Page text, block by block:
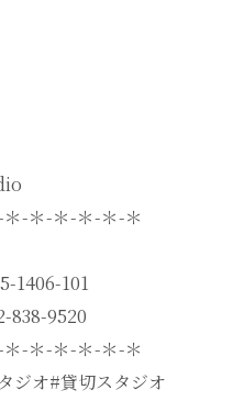
-＊-＊-＊-＊-＊
1406-101
9520
-＊-＊-＊-＊-＊
ジオ#貸切スタジオ